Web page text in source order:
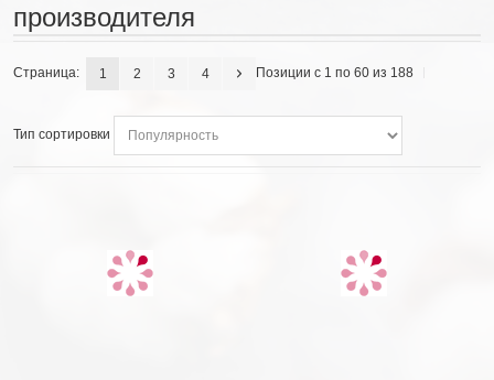
производителя
Позиции с 1 по 60 из 188
Страница: 1 2 3 4
Тип сортировки